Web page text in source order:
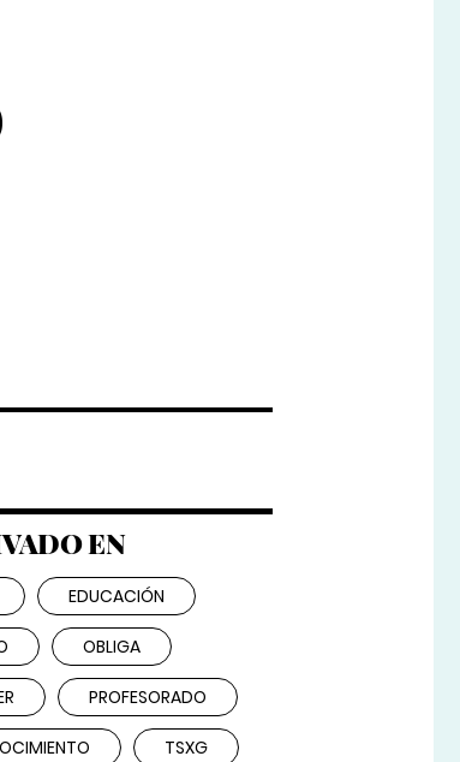
EN
EDUCACIÓN
OBLIGA
PROFESORADO
TSXG